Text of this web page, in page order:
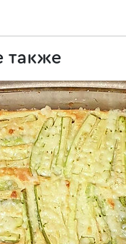
также